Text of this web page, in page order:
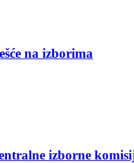
na izborima
izborne